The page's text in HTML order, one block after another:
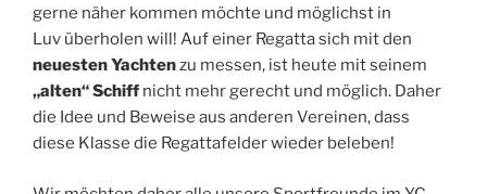
gerne näher kommen möchte und möglichst in
Luv überholen will! Auf einer Regatta sich mit den
neuesten Yachtenzu messen, ist heute mit seinem
„alten“ Schiff nicht mehr gerecht und möglich. Daher
die Idee und Beweise aus anderen Vereinen, dass
diese Klasse die Regattafelder wieder beleben!